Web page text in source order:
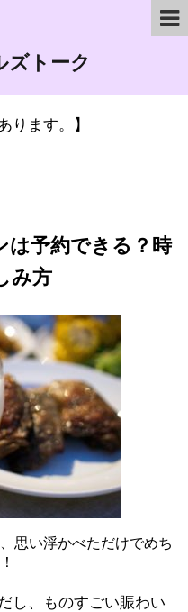
ズトーク
ります。】
は予約できる？時
み方
思い浮かべただけでめち
し、ものすごい賑わい